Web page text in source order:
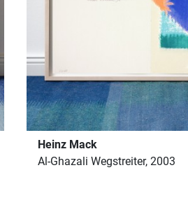
Heinz Mack
Al-Ghazali Wegstreiter, 2003